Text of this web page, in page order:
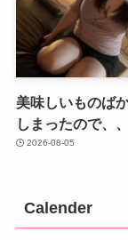
美味しいものば
しまったので、、
2026-08-05
Calender